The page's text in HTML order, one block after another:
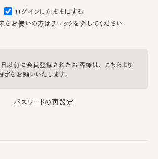
ログインしたままにする
お使いの方はチェックを外してください
以前に会員登録されたお客様は、 こちらより
定をお願いいたします。
パスワードの再設定